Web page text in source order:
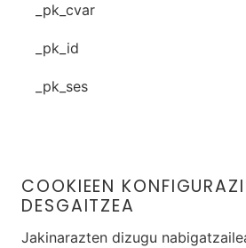
_pk_cvar
_pk_id
_pk_ses
COOKIEEN
DESGAITZEA
Jakinarazten dizugu